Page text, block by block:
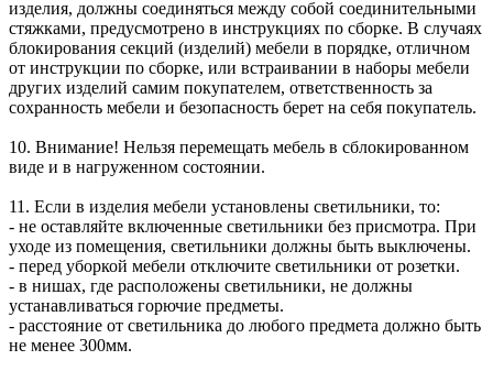
изделия, должны соединяться между собой соединительными
стяжками, предусмотрено в инструкциях по сборке. В случаях
блокирования секций (изделий) мебели в порядке, отличном
от инструкции по сборке, или встраивании в наборы мебели
других изделий самим покупателем, ответственность за
сохранность мебели и безопасность берет на себя покупатель.
10. Внимание! Нельзя перемещать мебель в сблокированном
виде и в нагруженном состоянии.
11. Если в изделия мебели установлены светильники, то:
- не оставляйте включенные светильники без присмотра. При
уходе из помещения, светильники должны быть выключены.
- перед уборкой мебели отключите светильники от розетки.
- в нишах, где расположены светильники, не должны
устанавливаться горючие предметы.
- расстояние от светильника до любого предмета должно быть
не менее 300мм.